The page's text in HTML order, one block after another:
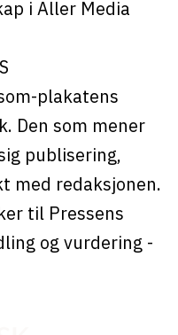
i Aller Media
plakatens
Den som mener
publisering,
med redaksjonen.
til Pressens
og vurdering -